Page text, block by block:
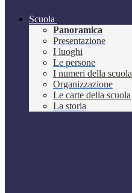
Scuola
Panoramica
Presentazione
I luoghi
Le persone
I numeri della scuola
Organizzazione
Le carte della scuola
La storia